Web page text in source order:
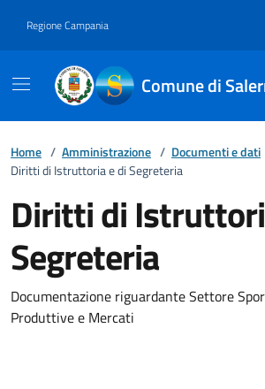
Regione Campania
Comune di
Home / Amministrazione / Documenti e dati
Diritti di Istruttoria e di Segreteria
Diritti di
Segreteria
Documentazione riguardante Settore
Produttive e Mercati